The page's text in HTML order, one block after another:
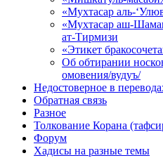
«Мухтасар аль-
«Мухтасар аш-
ат-Тирмизи
«Этикет
Об обтирании
омовения/вудуъ/
Недостоверное в
Обратная связь
Разное
Толкование Корана
Форум
Хадисы на разные темы